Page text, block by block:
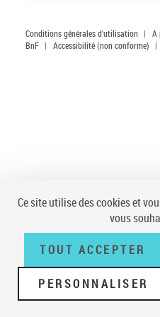
Conditions générales d'utilisation | A
BnF | Accessibilité (non conforme) |
Ce site utilise des cookies et
vous
TOUT ACCEPTER
PERSONNALISER